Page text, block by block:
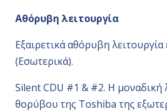
Αθόρυβη λειτουργία
Εξαιρετικά αθόρυβη λειτουργία
(Εσωτερικά).
Silent CDU #1 & #2. Η μοναδική
θορύβου της Toshiba της